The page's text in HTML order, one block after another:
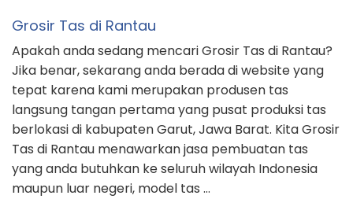
Grosir Tas di Rantau
Apakah anda sedang mencari Grosir Tas di Rantau?
Jika benar, sekarang anda berada di website yang
tepat karena kami merupakan produsen tas
langsung tangan pertama yang pusat produksi tas
berlokasi di kabupaten Garut, Jawa Barat. Kita Grosir
Tas di Rantau menawarkan jasa pembuatan tas
yang anda butuhkan ke seluruh wilayah Indonesia
maupun luar negeri, model tas …